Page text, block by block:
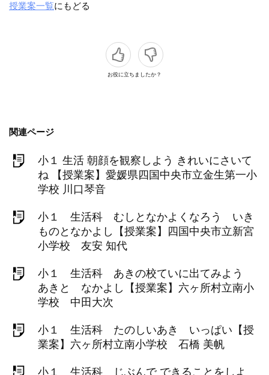
授業案一覧にもどる
お役に立ちましたか？
関連ページ
小１ 生活 朝顔を観察しよう きれいにさいて
ね 【授業案】愛媛県四国中央市立金生第一小
学校 川口琴音
小１ 生活科 むしとなかよくなろう いき
ものとなかよし【授業案】四国中央市立新宮
小学校 友安 知代
小１ 生活科 あきの校ていに出てみよう
あきと なかよし【授業案】六ヶ所村立南小
学校 中田大次
小１ 生活科 たのしいあき いっぱい【授
業案】六ヶ所村立南小学校 石橋 美帆
小１ 生活科 じぶんで できることをしよ